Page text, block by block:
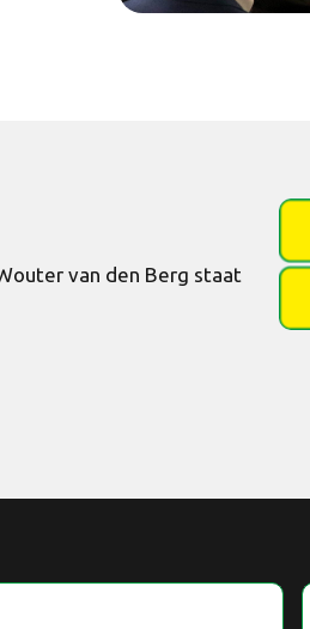
van den Berg staat